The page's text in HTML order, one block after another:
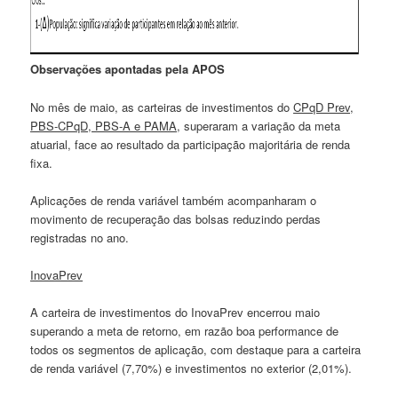
Observações apontadas pela APOS
No mês de maio, as carteiras de investimentos doCPqD Prev,
PBS-CPqD, PBS-A e PAMA, superaram a variação da meta
atuarial, face ao resultado da participação majoritária de renda
fixa.
Aplicações de renda variável também acompanharam o
movimento de recuperação das bolsas reduzindo perdas
registradas no ano.
InovaPrev
A carteira de investimentos do InovaPrev encerrou maio
superando a meta de retorno, em razão boa performance de
todos os segmentos de aplicação, com destaque para a carteira
de renda variável (7,70%) e investimentos no exterior (2,01%).